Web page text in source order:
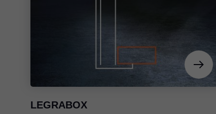
LEGRABOX